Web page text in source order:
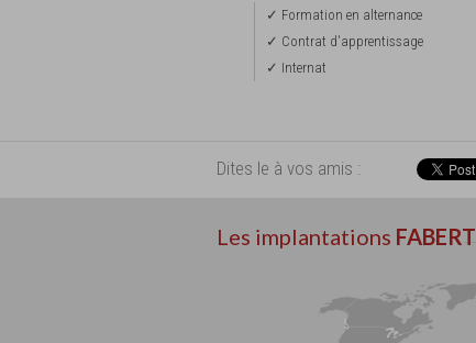
✓ Formation en alternance
✓ Contrat d'apprentissage
✓ Internat
Dites le à vos amis :
Les implantations FABERT